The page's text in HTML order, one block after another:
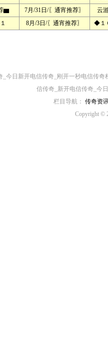
▆ 7月/31日/〖通宵推荐〗
云
8月/3日/〖通宵推荐〗 ◆１
_今日新开电信传奇_刚开一秒电信传
信传奇_新开电信传奇_今
栏目导航： 传奇资
Copyright ©